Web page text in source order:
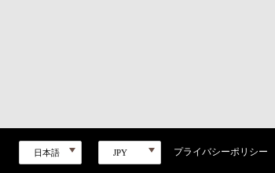
プライバシーポリシー